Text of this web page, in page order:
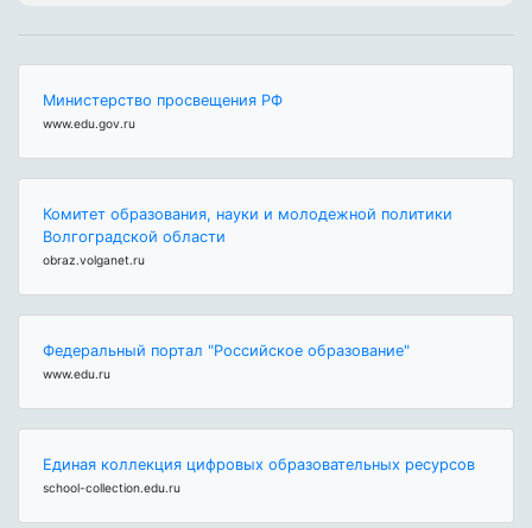
Министерство просвещения РФ
www.edu.gov.ru
Комитет образования, науки и молодежной политики
Волгоградской области
obraz.volganet.ru
Федеральный портал "Российское образование"
www.edu.ru
Единая коллекция цифровых образовательных ресурсов
school-collection.edu.ru